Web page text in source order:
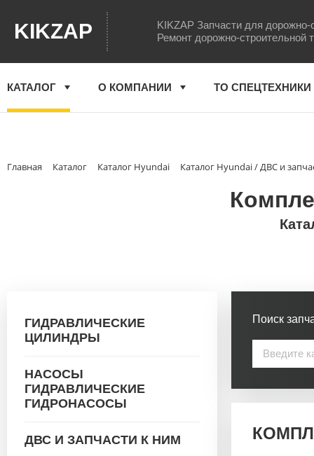
KIKZAP
KIKZAP Запчасти для дорожно-
Ремонт дорожно-строительной
КАТАЛОГ О КОМПАНИИ ТО СПЕЦТЕХНИКИ
Главная Каталог Каталог Hyundai Каталог Hyundai / ДВС и
ГИДРАВЛИЧЕСКИЕ
ЦИЛИНДРЫ
НАСОСЫ
ГИДРАВЛИЧЕСКИЕ
ГИДРОНАСОСЫ
ДВС И ЗАПЧАСТИ К НИМ
Поиск